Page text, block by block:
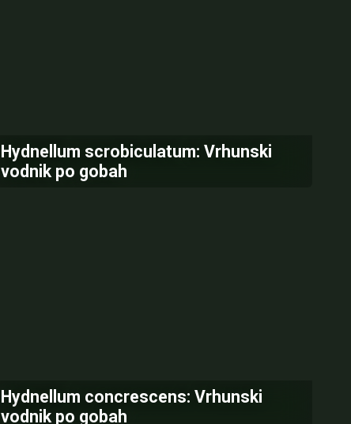
Hydnellum scrobiculatum: Vrhunski
vodnik po gobah
Hydnellum concrescens: Vrhunski
vodnik po gobah